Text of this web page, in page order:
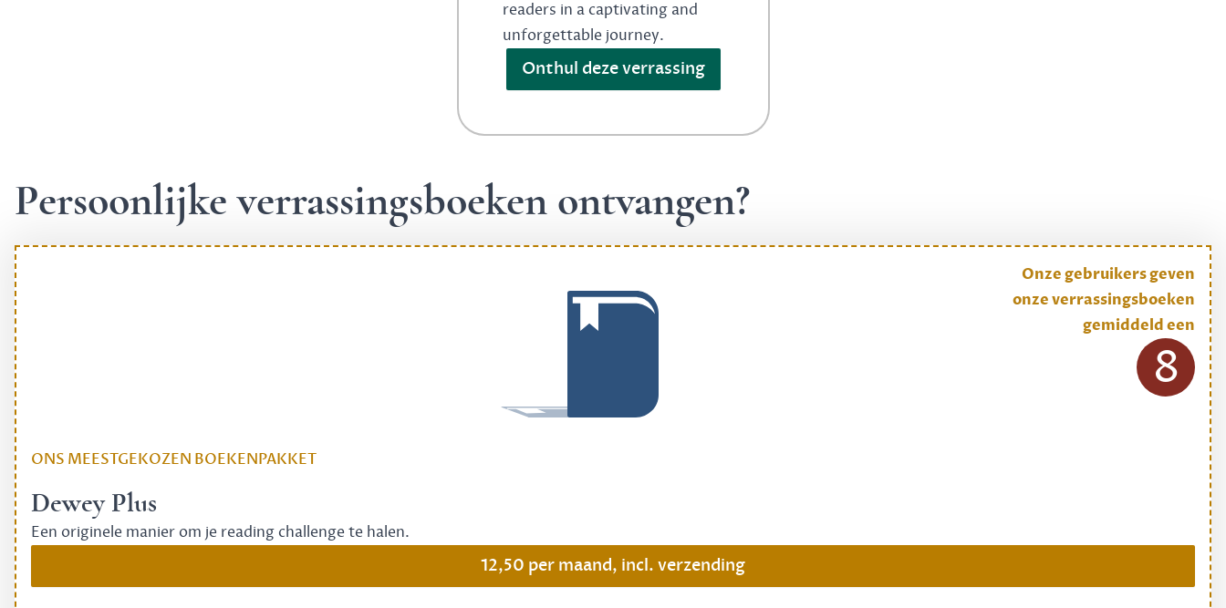
readers in a captivating and
unforgettable journey.
Onthul deze verrassing
Persoonlijke verrassingsboeken ontvangen?
ONS MEESTGEKOZEN BOEKENPAKKET
Dewey Plus
Een originele manier om je reading challenge te halen.
12,50 per maand, incl. verzending
Onze gebruikers geven
onze verrassingsboeken
gemiddeld een
8